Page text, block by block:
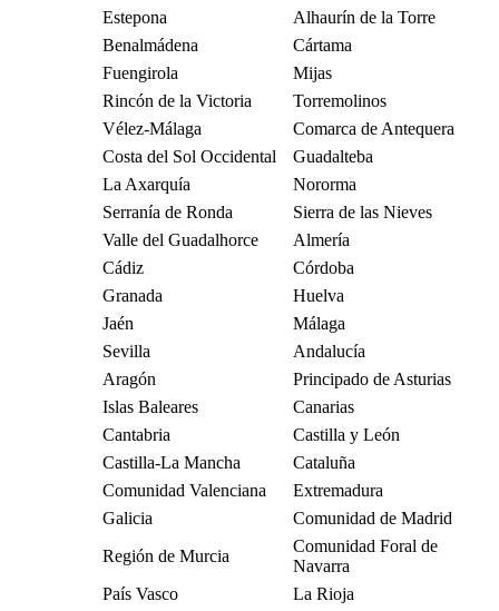
Estepona
Alhaurín de la Torre
Benalmádena
Cártama
Fuengirola
Mijas
Rincón de la Victoria
Torremolinos
Vélez-Málaga
Comarca de Antequera
Costa del Sol Occidental
Guadalteba
La Axarquía
Nororma
Serranía de Ronda
Sierra de las Nieves
Valle del Guadalhorce
Almería
Cádiz
Córdoba
Granada
Huelva
Jaén
Málaga
Sevilla
Andalucía
Aragón
Principado de Asturias
Islas Baleares
Canarias
Cantabria
Castilla y León
Castilla-La Mancha
Cataluña
Comunidad Valenciana
Extremadura
Galicia
Comunidad de Madrid
Región de Murcia
Comunidad Foral de
Navarra
País Vasco
La Rioja